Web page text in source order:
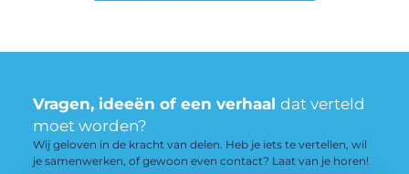
Vragen, ideeën of een verhaal dat verteld
moet worden?
Wij geloven in de kracht van delen. Heb je iets te vertellen, wil
je samenwerken, of gewoon even contact? Laat van je horen!